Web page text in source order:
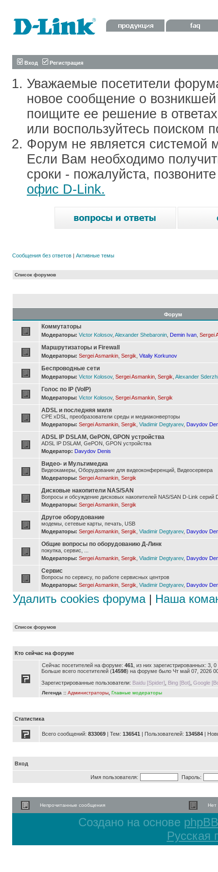
Вход Регистрация
Уважаемые посетители
новое сообщение о
поищите ее решение в
или воспользуйтесь поиском
Форум не является системой
Если Вам необходимо
сроки - пожалуйста,
офис D-Link.
Сообщения без ответов | Активные темы
Список форумов
Форум
Коммутаторы
Модераторы: Victor Kolosov, Alexander Shebaronin Demin Ivan Sergei
Маршрутизаторы и Firewall
Модераторы: Sergei Asmankin Sergik Vitaliy Korkunov
Беспроводные сети
Модераторы: Victor Kolosov, Sergei Asmankin Sergik Alexander
Голос по IP (VoIP)
Модераторы: Victor Kolosov, Sergei Asmankin Sergik
ADSL и последняя миля
CPE xDSL, преобразователи среды и медиаконверторы
Модераторы: Sergei Asmankin Sergik Vladimir Degtyarev, Davydov
ADSL IP DSLAM, GePON, GPON устройства
ADSL IP DSLAM, GePON, GPON устройства
Модератор: Davydov Denis
Видео- и Мультимедиа
Видеокамеры, Оборудование для видеоконференций, Видеосервера
Модераторы: Sergei Asmankin Sergik
Дисковые накопители NAS/SAN
Вопросы и обсуждение дисковых накопителей NAS/SAN D-Link серий
Модераторы: Sergei Asmankin Sergik
Другое оборудование
модемы, сетевые карты, печать, USB
Модераторы: Sergei Asmankin Sergik Vladimir Degtyarev, Davydov
Общие вопросы по оборудованию Д-Линк
покупка, сервис, ...
Модераторы: Sergei Asmankin Sergik Vladimir Degtyarev, Davydov
Сервис
Вопросы по сервису, по работе сервисных центров
Модераторы: Sergei Asmankin Sergik Vladimir Degtyarev, Davydov
Удалить cookies форума| Наша
Список форумов
Кто сейчас на форуме
Сейчас посетителей на форуме: 461 , из них зарегистрированных: 3,
Больше всего посетителей (14598) на форуме было Чт май 07, 2026
Зарегистрированные пользователи: Baidu [Spider] Bing [Bot] Google
Легенда :: Администраторы Главные модераторы
Статистика
Всего сообщений: 833069 | Тем: 136541 | Пользователей: 134584 |
Вход
Имя пользователя: Пароль:
Непрочитанные сообщения Нет
Создано на основе phpBB
Русская